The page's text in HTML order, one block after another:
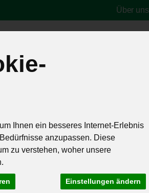
Ihnen ein besseres Internet-Erlebnis
anzupassen. Diese
zu verstehen, woher unsere
Einstellungen ändern
Über uns